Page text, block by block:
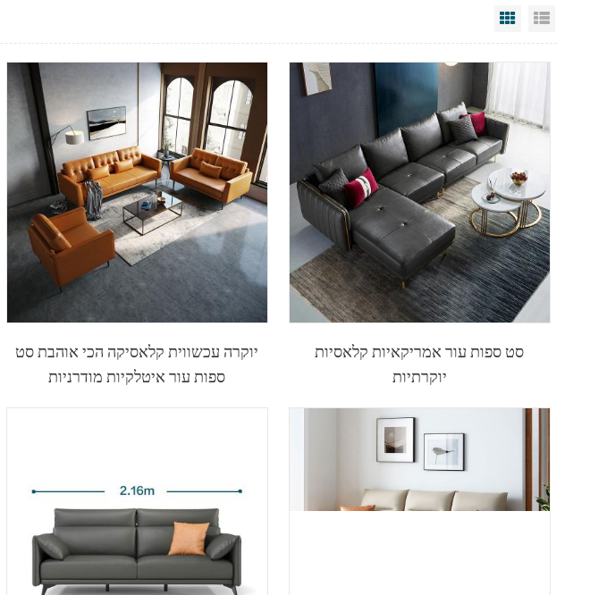
Grid View
יוקרה עכשווית קלאסיקה הכי אוהבת סט
ספות עור איטלקיות מודרניות
סט ספות עור אמריקאיות קלאסיות
יוקרתיות